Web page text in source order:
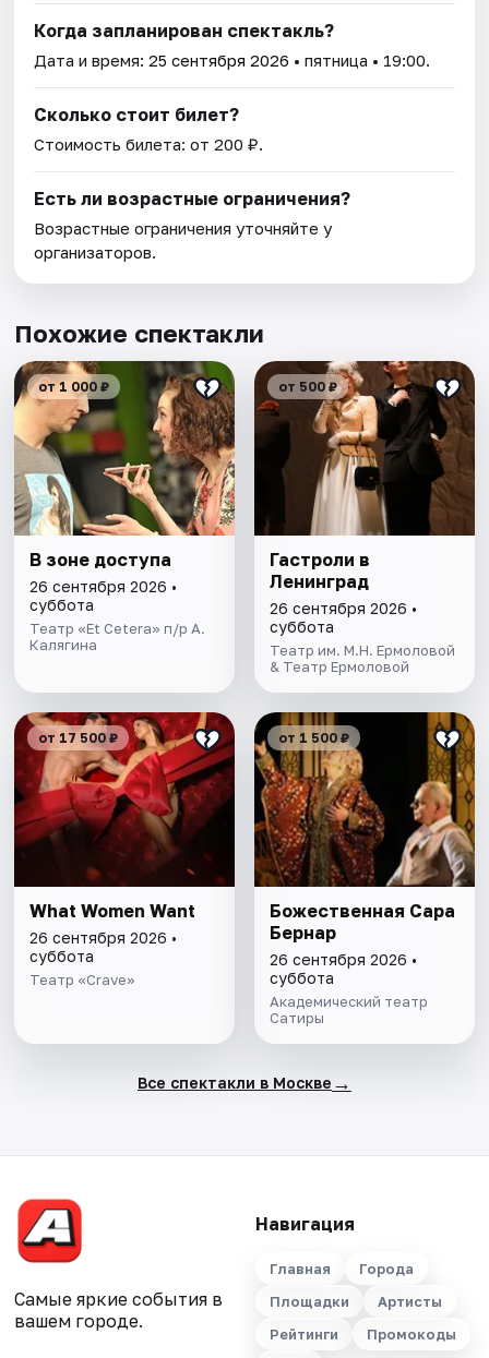
Когда запланирован спектакль?
Дата и время:25 сентября 2026 • пятница • 19:00.
Сколько стоит билет?
Стоимость билета: от 200 ₽.
Есть ли возрастные ограничения?
Возрастные ограничения уточняйте у
организаторов.
Похожие спектакли
от 1 000 ₽
В зоне доступа
26 сентября 2026 •
суббота
Театр «Et Cetera» п/р А.
Калягина
от 500 ₽
Гастроли в
Ленинград
26 сентября 2026 •
суббота
Театр им. М.Н. Ермоловой
& Театр Ермоловой
от 17 500 ₽
What Women Want
26 сентября 2026 •
суббота
Театр «Crave»
от 1 500 ₽
Божественная Сара
Бернар
26 сентября 2026 •
суббота
Академический театр
Сатиры
Все спектакли в Москве →
Самые яркие события в
вашем городе.
Навигация
Главная
Города
Площадки
Артисты
Рейтинги
Промокоды